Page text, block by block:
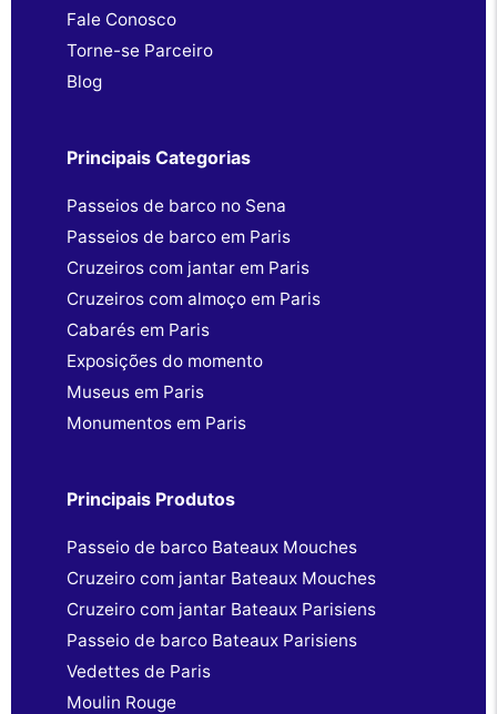
Fale Conosco
Torne-se Parceiro
Blog
Principais Categorias
Passeios de barco no Sena
Passeios de barco em Paris
Cruzeiros com jantar em Paris
Cruzeiros com almoço em Paris
Cabarés em Paris
Exposições do momento
Museus em Paris
Monumentos em Paris
Principais Produtos
Passeio de barco Bateaux Mouches
Cruzeiro com jantar Bateaux Mouches
Cruzeiro com jantar Bateaux Parisiens
Passeio de barco Bateaux Parisiens
Vedettes de Paris
Moulin Rouge